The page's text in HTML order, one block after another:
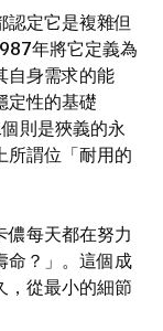
認定它是複雜但
年將它定義為
自身需求的能
定性的基礎
則是狹義的永
所謂位「耐用的
儂每天都在努力
命？」。這個成
，從最小的細節